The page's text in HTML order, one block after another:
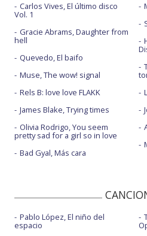
Carlos Vives, El último disco
Vol. 1
Gracie Abrams, Daughter from
hell
Quevedo, El baifo
Muse, The wow! signal
Rels B: love love FLAKK
James Blake, Trying times
Olivia Rodrigo, You seem
pretty sad for a girl so in love
Bad Gyal, Más cara
Pablo López, El niño del
espacio